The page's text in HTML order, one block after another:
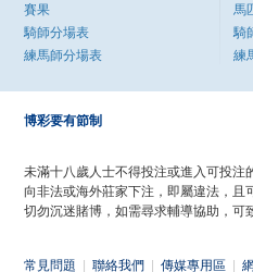
賽果
騎師分場表
練馬師分場表
馬
騎
練
博彩要有節制
未滿十八歲人士不得投注或進入可投注
向非法或海外莊家下注，即屬違法，且
切勿沉迷賭博，如需尋求輔導協助，可
常見問題 聯絡我們 傳媒專用區